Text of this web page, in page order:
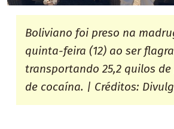
Boliviano foi preso na
quinta-feira (12) ao ser
transportando 25,2 quilos
de cocaína. | Créditos: